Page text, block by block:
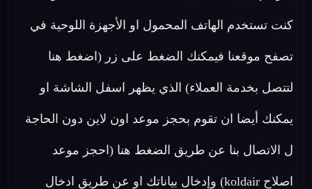
كنت تستخدم الهاتف المحمول او الأجهزة اللوحية في
تصفح موقعنا فيمكنك الضغط على زر (اضغط هنا
لتتصل بخدمة العملاء) الذي يظهر اسفل الشاشة او
يمكنك أيضا ان تقوم بحجز موعد اون لاين دون الحاجة
ل الاتصال بنا عن طريق الضغط هنا (احجز موعد
اصلاح koldair) وإدخال بياناتك او عن طريق ادخال